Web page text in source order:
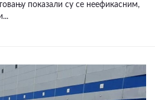
показали су се неефикасним,